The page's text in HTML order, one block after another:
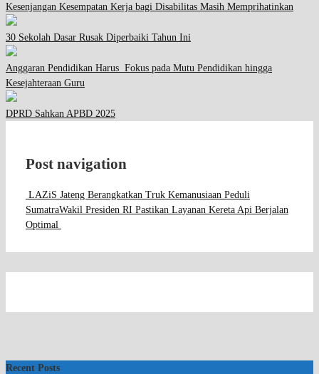
Kesenjangan Kesempatan Kerja bagi Disabilitas Masih Memprihatinkan
30 Sekolah Dasar Rusak Diperbaiki Tahun Ini
Anggaran Pendidikan Harus Fokus pada Mutu Pendidikan hingga
Kesejahteraan Guru
DPRD Sahkan APBD 2025
Post navigation
LAZiS Jateng Berangkatkan Truk Kemanusiaan Peduli
SumatraWakil Presiden RI Pastikan Layanan Kereta Api Berjalan
Optimal
Recent Posts